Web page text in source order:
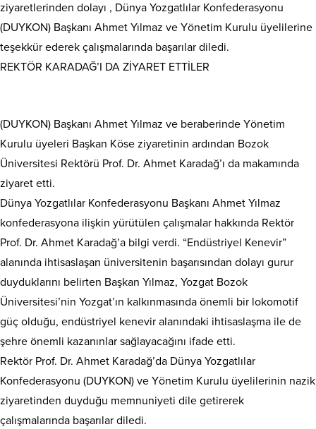
ziyaretlerinden dolayı , Dünya Yozgatlılar Konfederasyonu
(DUYKON) Başkanı Ahmet Yılmaz ve Yönetim Kurulu üyelilerine
teşekkür ederek çalışmalarında başarılar diledi.
REKTÖR KARADAĞ’I DA ZİYARET ETTİLER
(DUYKON) Başkanı Ahmet Yılmaz ve beraberinde Yönetim
Kurulu üyeleri Başkan Köse ziyaretinin ardından Bozok
Üniversitesi Rektörü Prof. Dr. Ahmet Karadağ’ı da makamında
ziyaret etti.
Dünya Yozgatlılar Konfederasyonu Başkanı Ahmet Yılmaz
konfederasyona ilişkin yürütülen çalışmalar hakkında Rektör
Prof. Dr. Ahmet Karadağ’a bilgi verdi. “Endüstriyel Kenevir”
alanında ihtisaslaşan üniversitenin başarısından dolayı gurur
duyduklarını belirten Başkan Yılmaz, Yozgat Bozok
Üniversitesi’nin Yozgat’ın kalkınmasında önemli bir lokomotif
güç olduğu, endüstriyel kenevir alanındaki ihtisaslaşma ile de
şehre önemli kazanınlar sağlayacağını ifade etti.
Rektör Prof. Dr. Ahmet Karadağ’da Dünya Yozgatlılar
Konfederasyonu (DUYKON) ve Yönetim Kurulu üyelilerinin nazik
ziyaretinden duyduğu memnuniyeti dile getirerek
çalışmalarında başarılar diledi.